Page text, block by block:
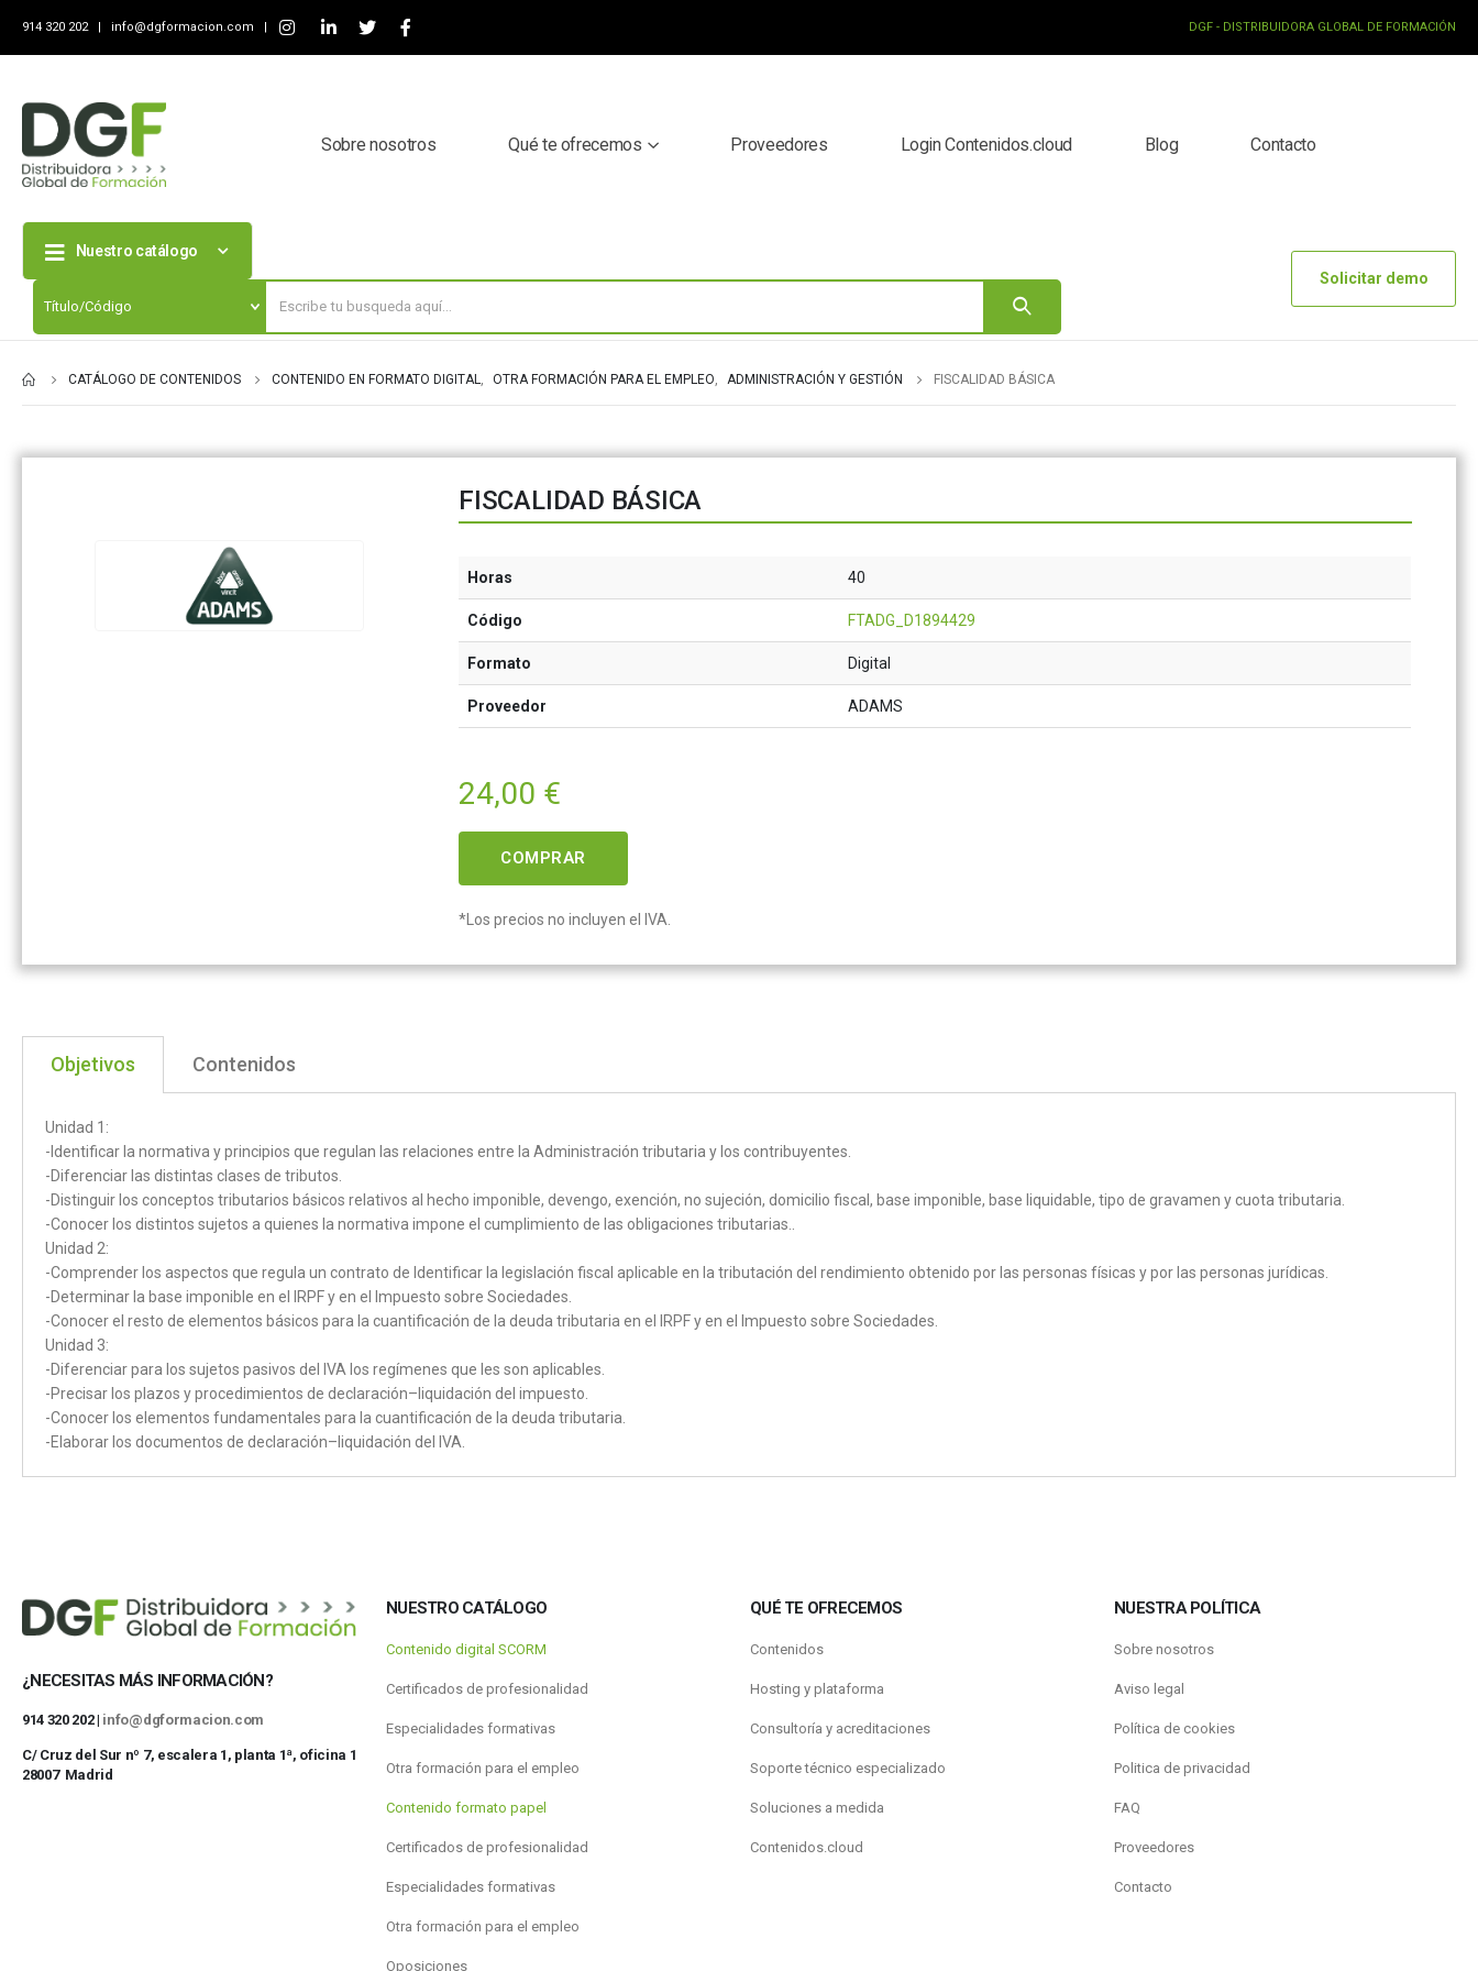
914 320 202 | info@dgformacion.com | DGF - DISTRIBUIDORA GLOBAL DE FORMACIÓN
Sobre nosotros Qué te ofrecemos Proveedores Login Contenidos.cloud Blog Contacto
Nuestro catálogo
Solicitar demo
CATÁLOGO DE CONTENIDOS CONTENIDO EN FORMATO DIGITAL, OTRA FORMACIÓN PARA EL EMPLEO, ADMINISTRACIÓN Y GESTIÓN FISCALIDAD BÁSICA
FISCALIDAD BÁSICA
Horas 40
Código FTADG_D1894429
Formato Digital
Proveedor ADAMS
24,00 €
COMPRAR
*Los precios no incluyen el IVA.
Objetivos Contenidos
Unidad 1:
-Identificar la normativa y principios que regulan las relaciones entre la Administración tributaria y los contribuyentes.
-Diferenciar las distintas clases de tributos.
-Distinguir los conceptos tributarios básicos relativos al hecho imponible, devengo, exención, no sujeción, domicilio fiscal, base imponible, base liquidable, tipo de gravamen y cuota tributaria.
-Conocer los distintos sujetos a quienes la normativa impone el cumplimiento de las obligaciones tributarias..
Unidad 2:
-Comprender los aspectos que regula un contrato de Identificar la legislación fiscal aplicable en la tributación del rendimiento obtenido por las personas físicas y por las personas jurídicas.
-Determinar la base imponible en el IRPF y en el Impuesto sobre Sociedades.
-Conocer el resto de elementos básicos para la cuantificación de la deuda tributaria en el IRPF y en el Impuesto sobre Sociedades.
Unidad 3:
-Diferenciar para los sujetos pasivos del IVA los regímenes que les son aplicables.
-Precisar los plazos y procedimientos de declaración–liquidación del impuesto.
-Conocer los elementos fundamentales para la cuantificación de la deuda tributaria.
-Elaborar los documentos de declaración–liquidación del IVA.
¿NECESITAS MÁS INFORMACIÓN?
914 320 202 | info@dgformacion.com
C/ Cruz del Sur nº 7, escalera 1, planta 1ª, oficina 1
28007 Madrid
NUESTRO CATÁLOGO
Contenido digital SCORM
Certificados de profesionalidad
Especialidades formativas
Otra formación para el empleo
Contenido formato papel
Certificados de profesionalidad
Especialidades formativas
Otra formación para el empleo
Oposiciones
QUÉ TE OFRECEMOS
Contenidos
Hosting y plataforma
Consultoría y acreditaciones
Soporte técnico especializado
Soluciones a medida
Contenidos.cloud
NUESTRA POLÍTICA
Sobre nosotros
Aviso legal
Política de cookies
Politica de privacidad
FAQ
Proveedores
Contacto